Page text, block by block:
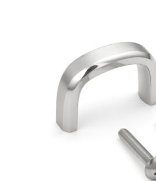
Laivaliikenne